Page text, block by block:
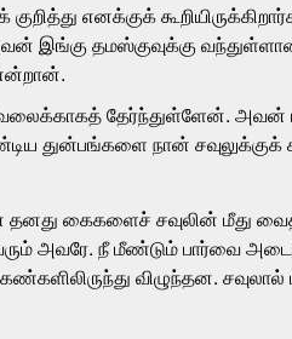
எனக்குக்
இங்கு தமஸ்குவுக்கு
தேர்ந்துள்ளேன். அவன்
துன்பங்களை நான் சவுலுக்குக்
கைகளைச் சவுலின் மீது
அவரே. நீ மீண்டும் பார்வை
விழுந்தன. சவுலால்